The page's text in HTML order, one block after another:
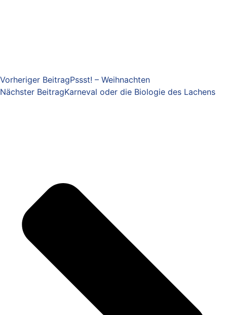
Vorheriger BeitragPssst! – Weihnachten
Nächster BeitragKarneval oder die Biologie des Lachens